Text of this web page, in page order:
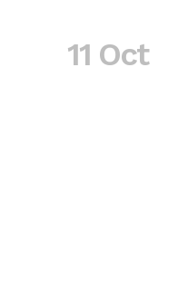
11 Oct